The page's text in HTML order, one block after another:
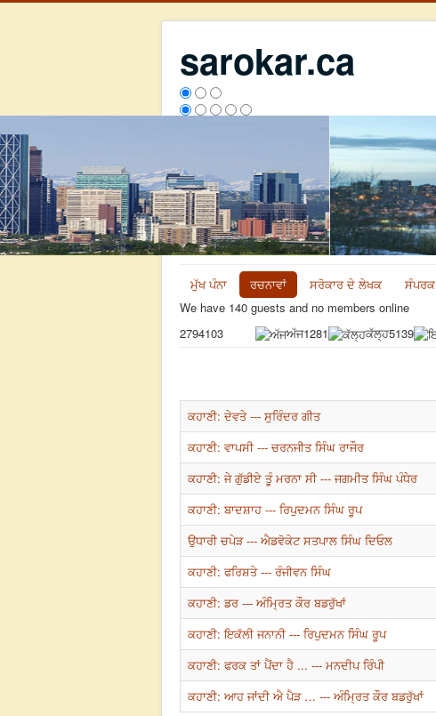
sarokar.ca
ਮੁੱਖ ਪੰਨਾ ਰਚਨਾਵਾਂ ਸਰੋਕਾਰ ਦੇ ਲੇਖਕ
ਸੰਪਰਕ
We have 140 guests and no members online
2794103
ਅੱਜ1281 ਕੱਲ੍ਹ5139
ਕਹਾਣੀ: ਦੇਵਤੇ --- ਸੁਰਿੰਦਰ ਗੀਤ
ਕਹਾਣੀ: ਵਾਪਸੀ --- ਚਰਨਜੀਤ ਸਿੰਘ ਰਾਜੌਰ
ਕਹਾਣੀ: ਜੇ ਗੁੱਡੀਏ ਤੂੰ ਮਰਨਾ ਸੀ --- ਜਗਮੀਤ ਸਿੰਘ ਪੰਧੇਰ
ਕਹਾਣੀ: ਬਾਦਸ਼ਾਹ --- ਰਿਪੁਦਮਨ ਸਿੰਘ ਰੂਪ
ਉਧਾਰੀ ਚਪੇੜ --- ਐਡਵੋਕੇਟ ਸਤਪਾਲ ਸਿੰਘ ਦਿਓਲ
ਕਹਾਣੀ: ਫਰਿਸ਼ਤੇ --- ਰੰਜੀਵਨ ਸਿੰਘ
ਕਹਾਣੀ: ਡਰ --- ਅੰਮ੍ਰਿਤ ਕੌਰ ਬਡਰੁੱਖਾਂ
ਕਹਾਣੀ: ਇਕੱਲੀ ਜਨਾਨੀ --- ਰਿਪੁਦਮਨ ਸਿੰਘ ਰੂਪ
ਕਹਾਣੀ: ਫਰਕ ਤਾਂ ਪੈਂਦਾ ਹੈ ... --- ਮਨਦੀਪ ਰਿੰਪੀ
ਕਹਾਣੀ: ਆਹ ਜਾਂਦੀ ਐ ਪੈੜ … --- ਅੰਮ੍ਰਿਤ ਕੌਰ ਬਡਰੁੱਖਾਂ